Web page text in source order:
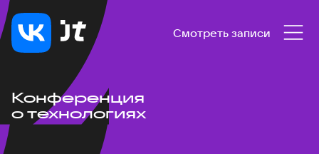
Смотреть записи
Конференция
о технологиях